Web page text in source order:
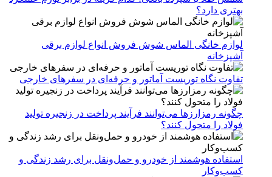
بهتری دارد؟
لوازم خانگی الماس شوش فروش انواع لوازم برقی
آشپزخانه
تفاوت نگاه توریست آماتور و حرفه‌ای در سفرهای خارجی
چگونه رمزارزها می‌توانند فرآیند پرداخت در زنجیره تولید
فولاد را متحول کنند؟
استفاده هوشمند از خودرو و حمل‌ونقل برای رشد زندگی و
کسب‌وکار